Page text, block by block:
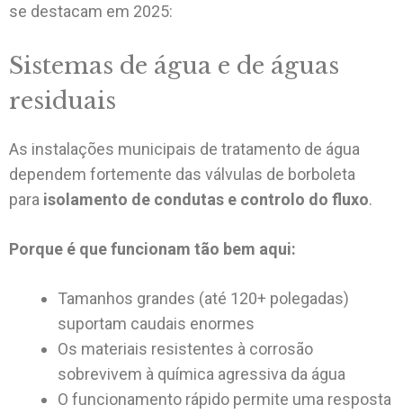
se destacam em 2025:
Sistemas de água e de águas
residuais
As instalações municipais de tratamento de água
dependem fortemente das válvulas de borboleta
para isolamento de condutas e controlo do fluxo.
Porque é que funcionam tão bem aqui:
Tamanhos grandes (até 120+ polegadas)
suportam caudais enormes
Os materiais resistentes à corrosão
sobrevivem à química agressiva da água
O funcionamento rápido permite uma resposta